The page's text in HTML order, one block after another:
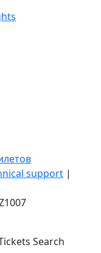
support |
Search